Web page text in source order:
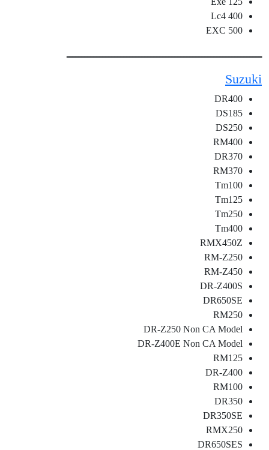
400 Lc4
500 EXC
ـــــــــــــــــــــــــــــــــــــــــــــــــــــــــــــــــ
Suzuki
DR400
DS185
DS250
RM400
DR370
RM370
Tm100
Tm125
Tm250
Tm400
RMX450Z
RM-Z250
RM-Z450
DR-Z400S
DR650SE
RM250
DR-Z250 Non CA Model
DR-Z400E Non CA Model
RM125
DR-Z400
RM100
DR350
DR350SE
RMX250
DR650SES